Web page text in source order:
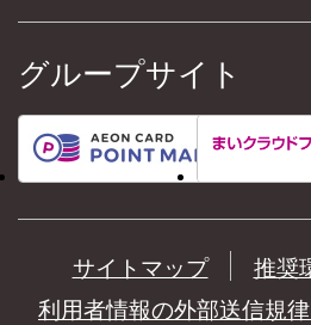
グループサイト
サイトマップ 推奨
利用者情報の外部送信規